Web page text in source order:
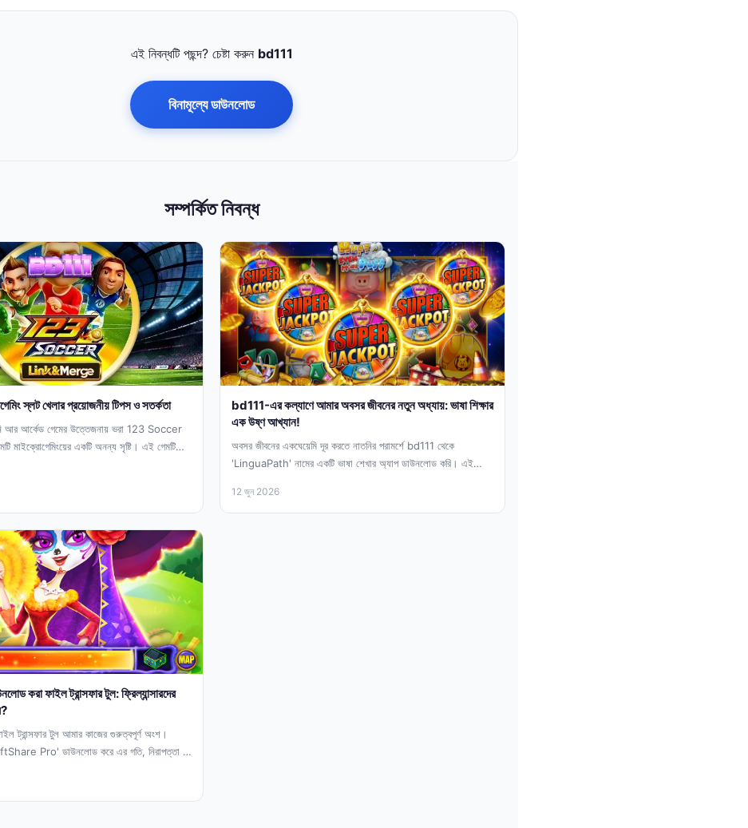
এই নিবন্ধটি পছন্দ? চেষ্টা করুন bd111
বিনামূল্যে ডাউনলোড
সম্পর্কিত নিবন্ধ
স্লট খেলার প্রয়োজনীয় টিপস ও সতর্কতা
আর আর্কেড গেমের উত্তেজনায় ভরা 123 Soccer
মাইক্রোগেমিংয়ের একটি অনন্য সৃষ্টি। এই গেমটি
bd111-এর কল্যাণে আমার অবসর জীবনের নতুন অধ্যায়: ভাষা শিক্ষার
এক উষ্ণ আখ্যান!
অবসর জীবনের একঘেয়েমি দূর করতে নাতনির পরামর্শে bd111 থেকে
'LinguaPath' নামের একটি ভাষা শেখার অ্যাপ ডাউনলোড করি। এই
12 জুন 2026
করা ফাইল ট্রান্সফার টুল: ফ্রিল্যান্সারদের
ফাইল ট্রান্সফার টুল আমার কাজের গুরুত্বপূর্ণ অংশ।
Pro' ডাউনলোড করে এর গতি, নিরাপত্তা ও